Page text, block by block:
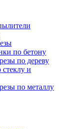
по бетону
по дереву
и
по металлу